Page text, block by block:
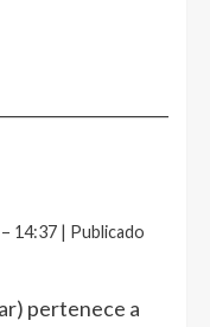
14:37 | Publicado
pertenece a